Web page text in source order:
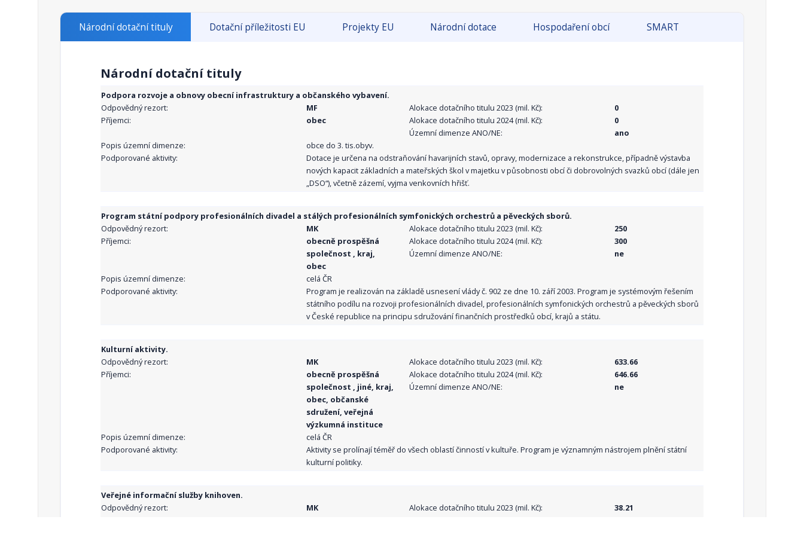
Národní dotační tituly Dotační příležitosti EU Projekty EU Národní dotace Hospodaření obcí SMART
Národní dotační tituly
Podpora rozvoje a obnovy obecní infrastruktury a občanského vybavení.
Odpovědný rezort:
MF
Příjemci:
obec
Alokace dotačního titulu 2023 (mil. Kč):
0
Alokace dotačního titulu 2024 (mil. Kč):
0
Územní dimenze ANO/NE:
ano
Popis územní dimenze:
obce do 3. tis.obyv.
Podporované aktivity:
Dotace je určena na odstraňování havarijních stavů, opravy, modernizace a rekonstrukce, případně výstavba
nových kapacit základních a mateřských škol v majetku v působnosti obcí či dobrovolných svazků obcí (dále jen
„DSO“), včetně zázemí, vyjma venkovních hřišť.
Program státní podpory profesionálních divadel a stálých profesionálních symfonických orchestrů a pěveckých sborů.
Odpovědný rezort:
MK
Příjemci:
obecně prospěšná
společnost , kraj,
obec
Alokace dotačního titulu 2023 (mil. Kč):
250
Alokace dotačního titulu 2024 (mil. Kč):
300
Územní dimenze ANO/NE:
ne
Popis územní dimenze:
celá ČR
Podporované aktivity:
Program je realizován na základě usnesení vlády č. 902 ze dne 10. září 2003. Program je systémovým řešením
státního podílu na rozvoji profesionálních divadel, profesionálních symfonických orchestrů a pěveckých sborů
v České republice na principu sdružování finančních prostředků obcí, krajů a státu.
Kulturní aktivity.
Odpovědný rezort:
MK
Příjemci:
obecně prospěšná
společnost , jiné, kraj,
obec, občanské
sdružení, veřejná
výzkumná instituce
Alokace dotačního titulu 2023 (mil. Kč):
633.66
Alokace dotačního titulu 2024 (mil. Kč):
646.66
Územní dimenze ANO/NE:
ne
Popis územní dimenze:
celá ČR
Podporované aktivity:
Aktivity se prolínají téměř do všech oblastí činností v kultuře. Program je významným nástrojem plnění státní
kulturní politiky.
Veřejné informační služby knihoven.
Odpovědný rezort:
MK
Alokace dotačního titulu 2023 (mil. Kč):
38.21